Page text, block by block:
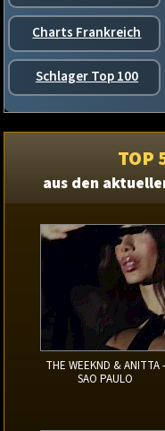
Charts Frankreich
Schlager Top 100
TOP
aus den
THE WEEKND & ANITTA -
SAO PAULO